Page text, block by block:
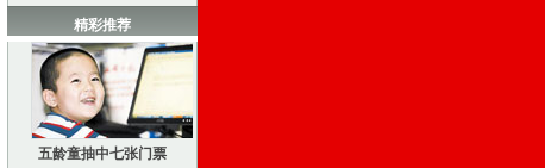
精彩推荐
五龄童抽中七张门票